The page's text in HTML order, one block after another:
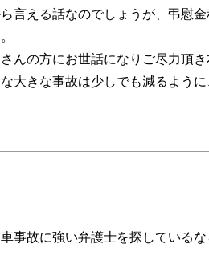
言える話なのでしょうが、弔慰
んの方にお世話になりご尽力頂き
大きな事故は少しでも減るよう
事故に強い弁護士を探している